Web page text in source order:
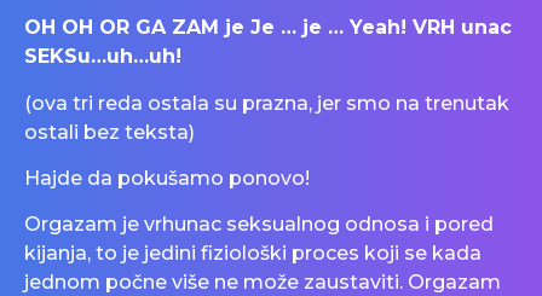
OH OH OR GA ZAM je Je … je … Yeah! VRH unac
SEKSu…uh…uh!
(ova tri reda ostala su prazna, jer smo na trenutak
ostali bez teksta)
Hajde da pokušamo ponovo!
Orgazam je vrhunac seksualnog odnosa i pored
kijanja, to je jedini fiziološki proces koji se kada
jednom počne više ne može zaustaviti. Orgazam